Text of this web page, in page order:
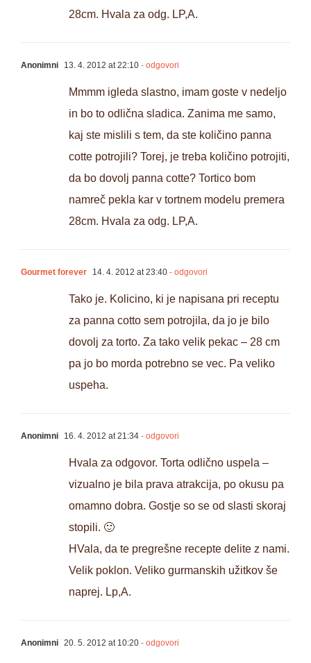
28cm. Hvala za odg. LP,A.
Anonimni 13. 4. 2012 at 22:10 - odgovori
Mmmm igleda slastno, imam goste v nedeljo
in bo to odlična sladica. Zanima me samo,
kaj ste mislili s tem, da ste količino panna
cotte potrojili? Torej, je treba količino potrojiti,
da bo dovolj panna cotte? Tortico bom
namreč pekla kar v tortnem modelu premera
28cm. Hvala za odg. LP,A.
Gourmet forever 14. 4. 2012 at 23:40 - odgovori
Tako je. Kolicino, ki je napisana pri receptu
za panna cotto sem potrojila, da jo je bilo
dovolj za torto. Za tako velik pekac – 28 cm
pa jo bo morda potrebno se vec. Pa veliko
uspeha.
Anonimni 16. 4. 2012 at 21:34 - odgovori
Hvala za odgovor. Torta odlično uspela –
vizualno je bila prava atrakcija, po okusu pa
omamno dobra. Gostje so se od slasti skoraj
stopili. 🙂
HVala, da te pregrešne recepte delite z nami.
Velik poklon. Veliko gurmanskih užitkov še
naprej. Lp,A.
Anonimni 20. 5. 2012 at 10:20 - odgovori